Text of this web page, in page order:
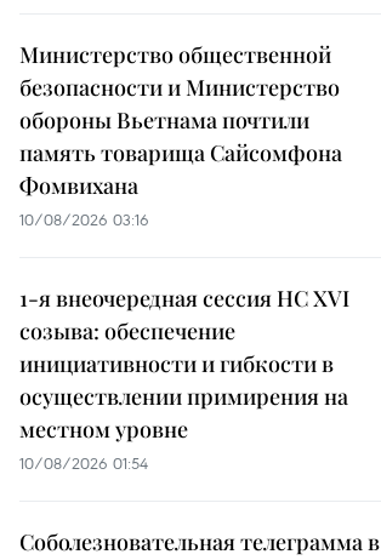
Министерство общественной
безопасности и Министерство
обороны Вьетнама почтили
память товарища Сайсомфона
Фомвихана
10/08/2026 03:16
1-я внеочередная сессия НС XVI
созыва: обеспечение
инициативности и гибкости в
осуществлении примирения на
местном уровне
10/08/2026 01:54
Соболезновательная телеграмма в